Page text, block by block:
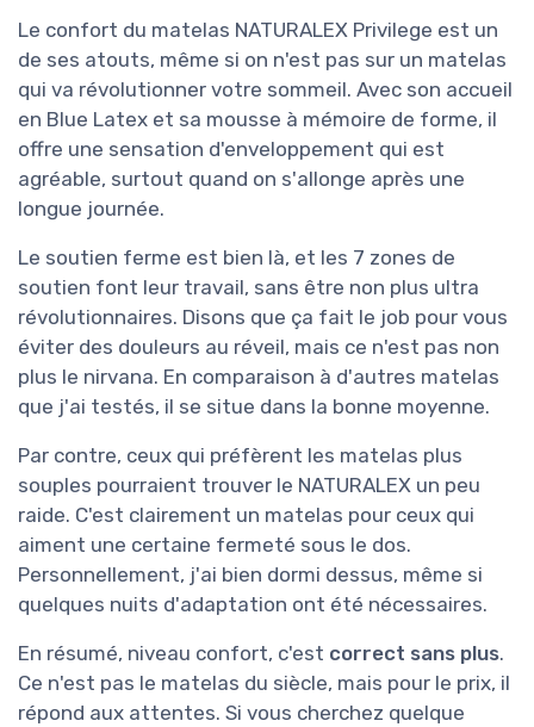
Le confort du matelas NATURALEX Privilege est un
de ses atouts, même si on n'est pas sur un matelas
qui va révolutionner votre sommeil. Avec son accueil
en Blue Latex et sa mousse à mémoire de forme, il
offre une sensation d'enveloppement qui est
agréable, surtout quand on s'allonge après une
longue journée.
Le soutien ferme est bien là, et les 7 zones de
soutien font leur travail, sans être non plus ultra
révolutionnaires. Disons que ça fait le job pour vous
éviter des douleurs au réveil, mais ce n'est pas non
plus le nirvana. En comparaison à d'autres matelas
que j'ai testés, il se situe dans la bonne moyenne.
Par contre, ceux qui préfèrent les matelas plus
souples pourraient trouver le NATURALEX un peu
raide. C'est clairement un matelas pour ceux qui
aiment une certaine fermeté sous le dos.
Personnellement, j'ai bien dormi dessus, même si
quelques nuits d'adaptation ont été nécessaires.
En résumé, niveau confort, c'est correct sans plus.
Ce n'est pas le matelas du siècle, mais pour le prix, il
répond aux attentes. Si vous cherchez quelque